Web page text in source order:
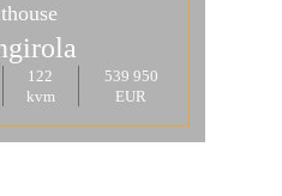
122
kvm
539 950
EUR